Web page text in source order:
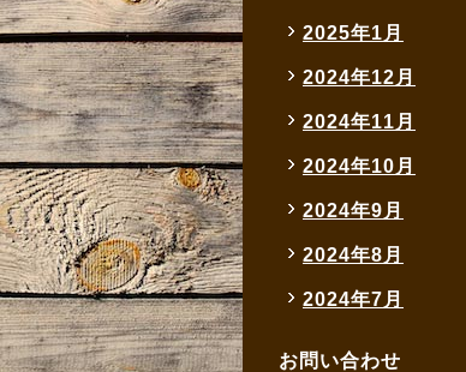
2025年1月
2024年12月
2024年11月
2024年10月
2024年9月
2024年8月
2024年7月
お問い合わせ